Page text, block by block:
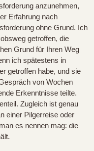
anzunehmen,
Erfahrung nach
ohne Grund. Ich
getroffen, die
Grund für Ihren Weg
ich spätestens in
getroffen habe, und sie
von Wochen
Erkenntnisse teilte.
Zugleich ist genau
einer Pilgerreise oder
es nennen mag: die